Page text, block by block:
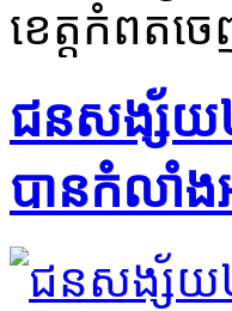
ខេត្ត​កំពត​ចេ
ជនសង្ស័យ​
បាន​កំលាំង​